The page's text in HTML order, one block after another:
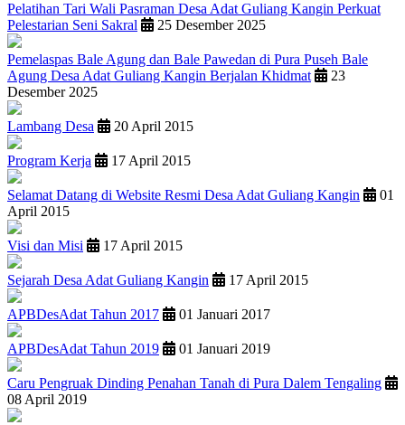
Pelatihan Tari Wali Pasraman Desa Adat Guliang Kangin Perkuat
Pelestarian Seni Sakral
25 Desember 2025
Pemelaspas Bale Agung dan Bale Pawedan di Pura Puseh Bale
Agung Desa Adat Guliang Kangin Berjalan Khidmat
23
Desember 2025
Lambang Desa 20 April 2015
Program Kerja 17 April 2015
Selamat Datang di Website Resmi Desa Adat Guliang Kangin
01
April 2015
Visi dan Misi 17 April 2015
Sejarah Desa Adat Guliang Kangin 17 April 2015
APBDesAdat Tahun 2017 01 Januari 2017
APBDesAdat Tahun 2019 01 Januari 2019
Caru Pengruak Dinding Penahan Tanah di Pura Dalem Tengaling
08 April 2019